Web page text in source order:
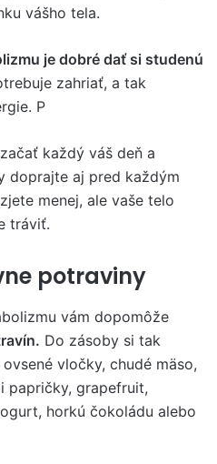
vášho tela.
je dobré dať si studenú
zahriať, a tak
P
každý váš deň a
doprajte aj pred každým
menej, ale vaše telo
tráviť.
potraviny
vám dopomôže
Do zásoby si tak
vločky, chudé mäso,
papričky, grapefruit,
horkú čokoládu alebo